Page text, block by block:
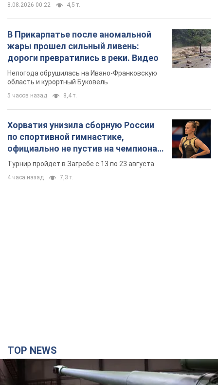
Хорватия унизила сборную России
по спортивной гимнастике,
официально не пустив на чемпионат
Европы основных спортсменов
4 часа назад 7,3 т.
Кремль получил "окно возможностей", а Трамп